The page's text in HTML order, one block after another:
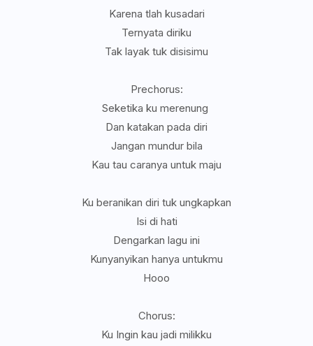
Karena tlah kusadari
Ternyata diriku
Tak layak tuk disisimu
Prechorus:
Seketika ku merenung
Dan katakan pada diri
Jangan mundur bila
Kau tau caranya untuk maju
Ku beranikan diri tuk ungkapkan
Isi di hati
Dengarkan lagu ini
Kunyanyikan hanya untukmu
Hooo
Chorus:
Ku Ingin kau jadi milikku